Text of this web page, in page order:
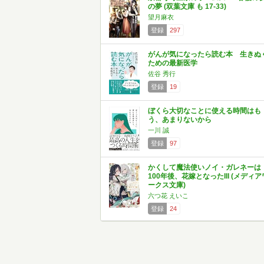
の夢 (双葉文庫 も 17-33)
望月麻衣
登録
297
がんが気になったら読む本 生きぬ
ための最新医学
佐谷 秀行
登録
19
ぼくら大切なことに使える時間はも
う、あまりないから
一川 誠
登録
97
かくして魔法使いノイ・ガレネーは
100年後、花嫁となったIII (メディア
ークス文庫)
六つ花 えいこ
登録
24